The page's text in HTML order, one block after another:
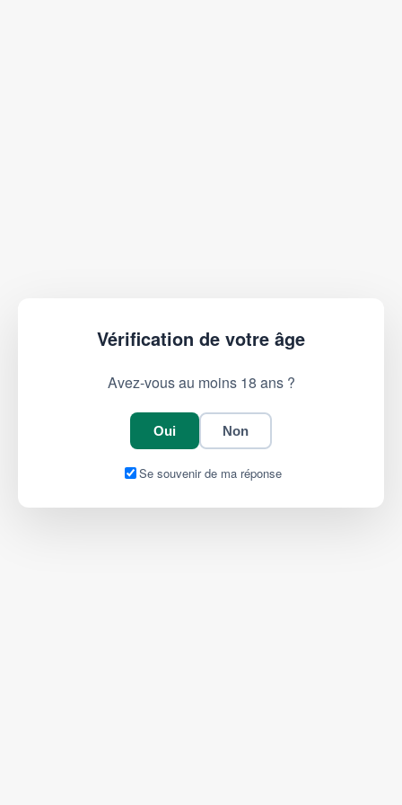
Vérification de votre âge
Avez-vous au moins 18 ans ?
Oui Non
Se souvenir de ma réponse